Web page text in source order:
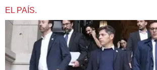
EL PAÍS.